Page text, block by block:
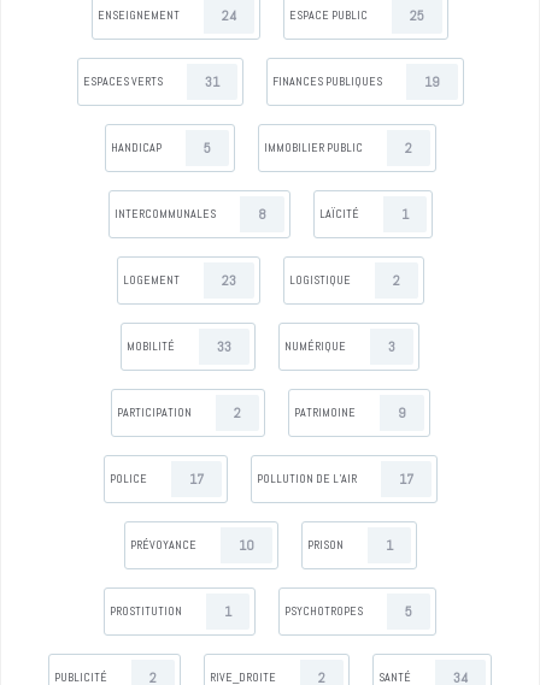
ENSEIGNEMENT 24 ESPACE PUBLIC 25
ESPACES VERTS 31 FINANCES PUBLIQUES 19
HANDICAP 5 IMMOBILIER PUBLIC 2
INTERCOMMUNALES 8 LAÏCITÉ 1
LOGEMENT 23 LOGISTIQUE 2
MOBILITÉ 33 NUMÉRIQUE 3
PARTICIPATION 2 PATRIMOINE 9
POLICE 17 POLLUTION DE L’AIR 17
PRÉVOYANCE 10 PRISON 1
PROSTITUTION 1 PSYCHOTROPES 5
PUBLICITÉ 2 RIVE_DROITE 2 SANTÉ 34